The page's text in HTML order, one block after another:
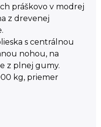
práškovo v modrej
z drevenej
s centrálnou
nohou, na
z plnej gumy.
kg, priemer